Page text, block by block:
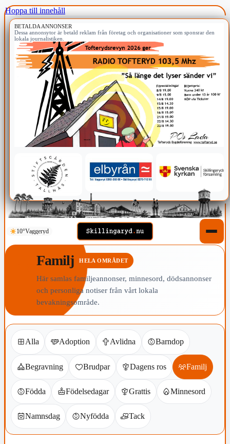
Hoppa till innehåll
BETALDA ANNONSER
Dessa annonsytor är betald reklam från företag och organisationer som sponsrar den
lokala journalistiken.
10°Vaggeryd
Familj HELA OMRÅDET
Här samlas familjeannonser, minnesord, dödsannonser
och personliga notiser från vårt lokala
bevakningsområde.
Alla Adoption Avlidna Barndop
Begravning Brudpar Dagens ros Familj
Födda Födelsedagar Grattis Minnesord
Namnsdag Nyfödda Tack